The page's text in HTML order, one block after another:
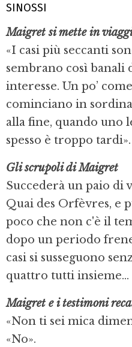
SINOSSI
Maigret si mette in
«I casi più seccanti
sembrano così banali
interesse. Un po’
cominciano in
alla fine, quando uno
spesso è troppo tardi».
Gli scrupoli di Maigret
Succederà un paio di
Quai des Orfèvres, e
poco che non c'è il
dopo un periodo
casi si susseguono
quattro tutti insieme...
Maigret e i testimoni
«Non ti sei mica
«No».